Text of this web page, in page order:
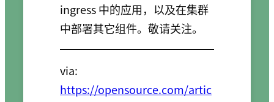
ingress 中的应用，以及在集群
中部署其它组件。敬请关注。
via:
https://opensource.com/artic